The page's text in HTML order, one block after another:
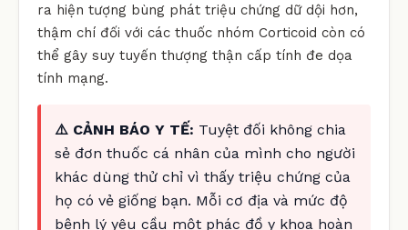
ra hiện tượng bùng phát triệu chứng dữ dội hơn,
thậm chí đối với các thuốc nhóm Corticoid còn có
thể gây suy tuyến thượng thận cấp tính đe dọa
tính mạng.
⚠️ CẢNH BÁO Y TẾ: Tuyệt đối không chia
sẻ đơn thuốc cá nhân của mình cho người
khác dùng thử chỉ vì thấy triệu chứng của
họ có vẻ giống bạn. Mỗi cơ địa và mức độ
bệnh lý yêu cầu một phác đồ y khoa hoàn